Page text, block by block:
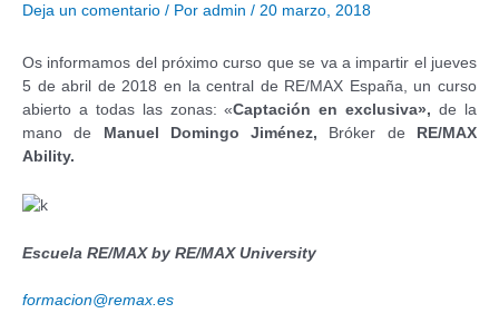
Deja un comentario / Por admin / 20 marzo, 2018
Os informamos del próximo curso que se va a impartir el jueves
5 de abril de 2018 en la central de RE/MAX España, un curso
abierto a todas las zonas: «Captación en exclusiva»,de la
mano de Manuel Domingo Jiménez, Bróker de RE/MAX
Ability.
Escuela RE/MAX by RE/MAX University
formacion@remax.es